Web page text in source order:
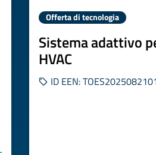
Offerta di tecnologia
Sistema adattivo
HVAC
ID EEN: